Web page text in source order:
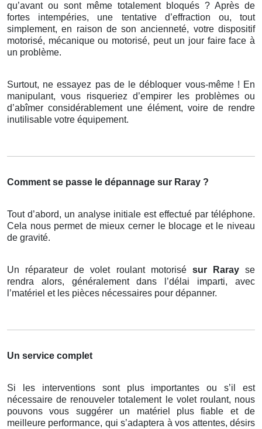
qu’avant ou sont même totalement bloqués ? Après de
fortes intempéries, une tentative d’effraction ou, tout
simplement, en raison de son ancienneté, votre dispositif
motorisé, mécanique ou motorisé, peut un jour faire face à
un problème.
Surtout, ne essayez pas de le débloquer vous-même ! En
manipulant, vous risqueriez d’empirer les problèmes ou
d’abîmer considérablement une élément, voire de rendre
inutilisable votre équipement.
Comment se passe le dépannage sur Raray ?
Tout d’abord, un analyse initiale est effectué par téléphone.
Cela nous permet de mieux cerner le blocage et le niveau
de gravité.
Un réparateur de volet roulant motorisé sur Raray se
rendra alors, généralement dans l’délai imparti, avec
l’matériel et les pièces nécessaires pour dépanner.
Un service complet
Si les interventions sont plus importantes ou s’il est
nécessaire de renouveler totalement le volet roulant, nous
pouvons vous suggérer un matériel plus fiable et de
meilleure performance, qui s’adaptera à vos attentes, désirs